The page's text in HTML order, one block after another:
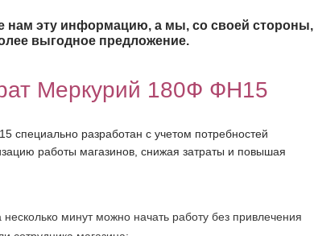
нам эту информацию, а мы, со своей стороны,
выгодное предложение.
Меркурий 180Ф ФН15
разработан с учетом потребностей
работы магазинов, снижая затраты и повышая
несколько минут можно начать работу без привлечения